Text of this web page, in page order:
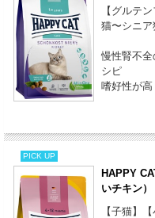
【グルテ
猫〜シニア
慢性腎不
シピ
嗜好性が
PICK UP
HAPPY
いチキン）
【子猫】